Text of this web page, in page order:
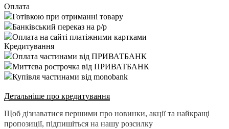
Оплата
Готівкою при отриманні товару
Банківський переказ на р/р
Оплата на сайті платіжними картками
Кредитування
Оплата частинами від ПРИВАТБАНК
Миттєва рострочка від ПРИВАТБАНК
Купівля частинами від monobank
Детальніше про кредитування
Щоб дізнаватися першими про новинки, акції та найкращі
пропозиції, підпишіться на нашу розсилку